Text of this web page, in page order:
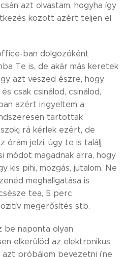
azt olvastam, hogyha így
között azért teljen el
ban dolgozóként
Te is, de akár más keretek
azt veszed észre, hogy
csak csinálod, csinálod,
azért irigyeltem a
tartottak
rá kérlek ezért, de
órám jelzi, úgy te is találj
módot magadnak arra, hogy
kis pihi, mozgás, jutalom. Ne
meghallgatása is
tea, 5 perc
megerősítés stb.
be naponta olyan
elkerülöd az elektronikus
azt próbálom bevezetni (ne